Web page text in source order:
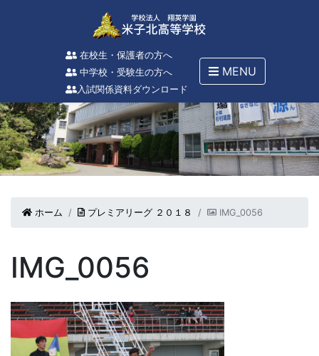
在校生・保護者の方へ
中学校・受験生の方へ
入試関係資料ダウンロード
MENU
ホーム プレミアリーグ ２０１８ IMG_0056
IMG_0056